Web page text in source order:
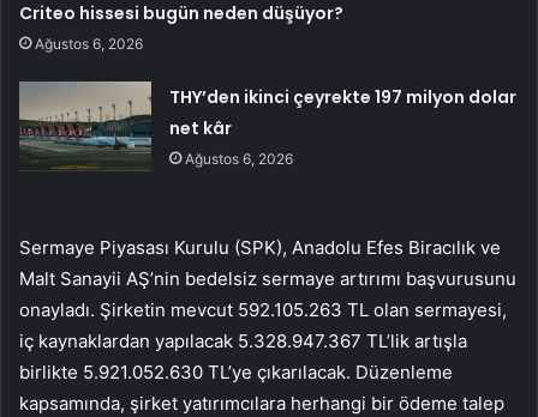
Criteo hissesi bugün neden düşüyor?
Ağustos 6, 2026
THY’den ikinci çeyrekte 197 milyon dolar
net kâr
Ağustos 6, 2026
Sermaye Piyasası Kurulu (SPK), Anadolu Efes Biracılık ve
Malt Sanayii AŞ’nin bedelsiz sermaye artırımı başvurusunu
onayladı. Şirketin mevcut 592.105.263 TL olan sermayesi,
iç kaynaklardan yapılacak 5.328.947.367 TL’lik artışla
birlikte 5.921.052.630 TL’ye çıkarılacak. Düzenleme
kapsamında, şirket yatırımcılara herhangi bir ödeme talep